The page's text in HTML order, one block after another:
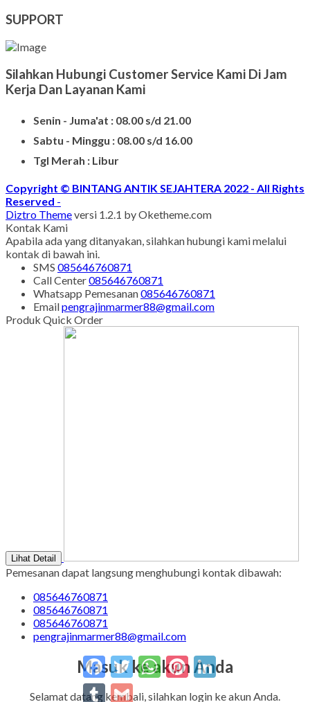
SUPPORT
Silahkan Hubungi Customer Service Kami Di Jam
Kerja Dan Layanan Kami
Senin - Juma'at : 08.00 s/d 21.00
Sabtu - Minggu : 08.00 s/d 16.00
Tgl Merah : Libur
Copyright © BINTANG ANTIK SEJAHTERA 2022 - All Rights
Reserved -
Diztro Themeversi 1.2.1 by Oketheme.com
Facebook
TwitterWhatsAppPinterestLinkedIn
Tumblr
Kontak Kami
Apabila ada yang ditanyakan, silahkan hubungi kami melalui
kontak di bawah ini.
SMS 085646760871
Call Center085646760871
Whatsapp Pemesanan085646760871
Emailpengrajinmarmer88@gmail.com
Produk Quick Order
Lihat Detail
Pemesanan dapat langsung menghubungi kontak dibawah:
085646760871
085646760871
085646760871
pengrajinmarmer88@gmail.com
Masuk ke akun Anda
Selamat datang kembali, silahkan login ke akun Anda.